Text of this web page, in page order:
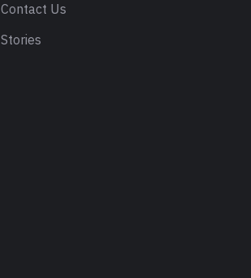
Contact Us
Stories